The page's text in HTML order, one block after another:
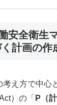
安全衛生
計画の作
え方で中心
）の「 P（